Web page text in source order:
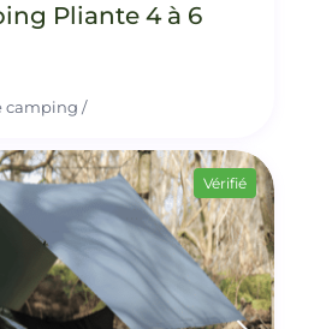
Pliante 4 à 6
camping /
Vérifié